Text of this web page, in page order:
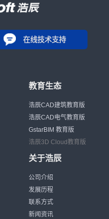
在线技术支持
教育生态
浩辰CAD建筑教育版
浩辰CAD电气教育版
GstarBIM 教育版
浩辰3D Cloud教育版
关于浩辰
公司介绍
发展历程
联系方式
新闻资讯